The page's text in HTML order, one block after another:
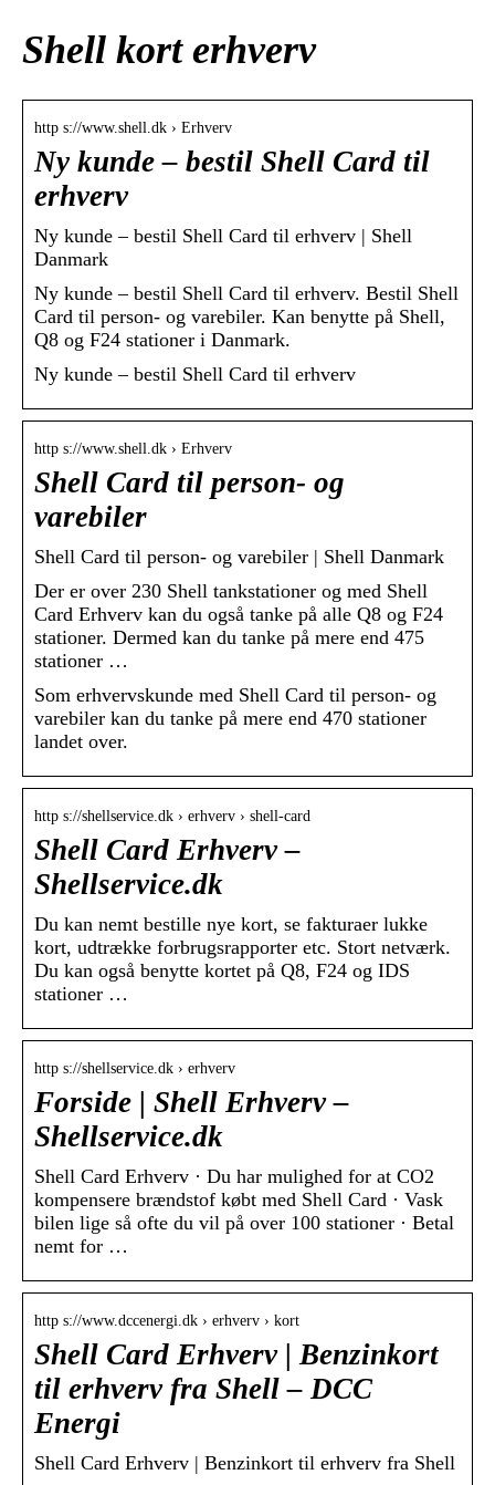
Shell kort erhverv
http s://www.shell.dk › Erhverv
Ny kunde – bestil Shell Card til
erhverv
Ny kunde – bestil Shell Card til erhverv | Shell
Danmark
Ny kunde – bestil Shell Card til erhverv. Bestil Shell
Card til person- og varebiler. Kan benytte på Shell,
Q8 og F24 stationer i Danmark.
Ny kunde – bestil Shell Card til erhverv
http s://www.shell.dk › Erhverv
Shell Card til person- og
varebiler
Shell Card til person- og varebiler | Shell Danmark
Der er over 230 Shell tankstationer og med Shell
Card Erhverv kan du også tanke på alle Q8 og F24
stationer. Dermed kan du tanke på mere end 475
stationer …
Som erhvervskunde med Shell Card til person- og
varebiler kan du tanke på mere end 470 stationer
landet over.
http s://shellservice.dk › erhverv › shell-card
Shell Card Erhverv –
Shellservice.dk
Du kan nemt bestille nye kort, se fakturaer lukke
kort, udtrække forbrugsrapporter etc. Stort netværk.
Du kan også benytte kortet på Q8, F24 og IDS
stationer …
http s://shellservice.dk › erhverv
Forside | Shell Erhverv –
Shellservice.dk
Shell Card Erhverv · Du har mulighed for at CO2
kompensere brændstof købt med Shell Card · Vask
bilen lige så ofte du vil på over 100 stationer · Betal
nemt for …
http s://www.dccenergi.dk › erhverv › kort
Shell Card Erhverv | Benzinkort
til erhverv fra Shell – DCC
Energi
Shell Card Erhverv | Benzinkort til erhverv fra Shell